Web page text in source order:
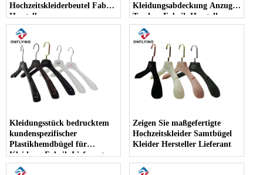
Hochzeitskleiderbeutel Fabrik
Hersteller
Kleidungsabdeckung Anzug
Taschen Fabrik Hersteller
Kleidungsstück bedrucktem
kundenspezifischer
Plastikhemdbügel für
Kleidung Fabrik Lieferanten
Zeigen Sie maßgefertigte
Hochzeitskleider Samtbügel
Kleider Hersteller Lieferant